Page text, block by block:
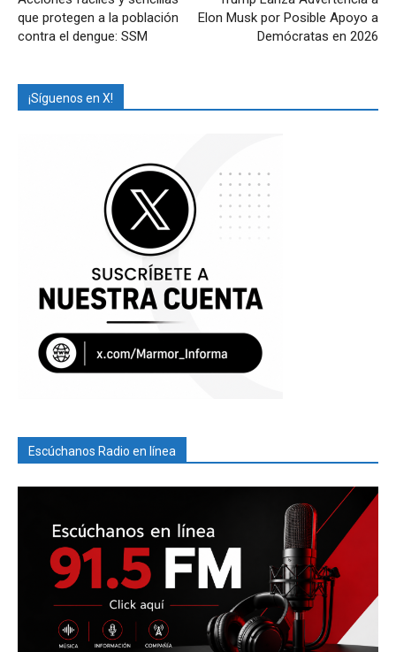
que protegen a la población
contra el dengue: SSM
Elon Musk por Posible Apoyo a
Demócratas en 2026
¡Síguenos en X!
Escúchanos Radio en línea